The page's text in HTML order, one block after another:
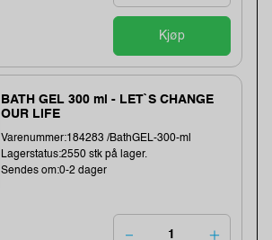
Kjøp
BATH GEL 300 ml - LET`S CHANGE
OUR LIFE
Varenummer:184283 /BathGEL-300-ml
Lagerstatus:2550 stk på lager.
Sendes om:0-2 dager